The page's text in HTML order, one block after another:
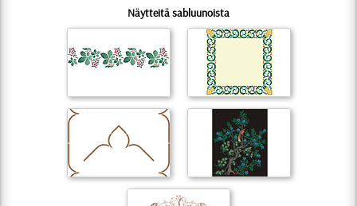
Näytteitä sabluunoista